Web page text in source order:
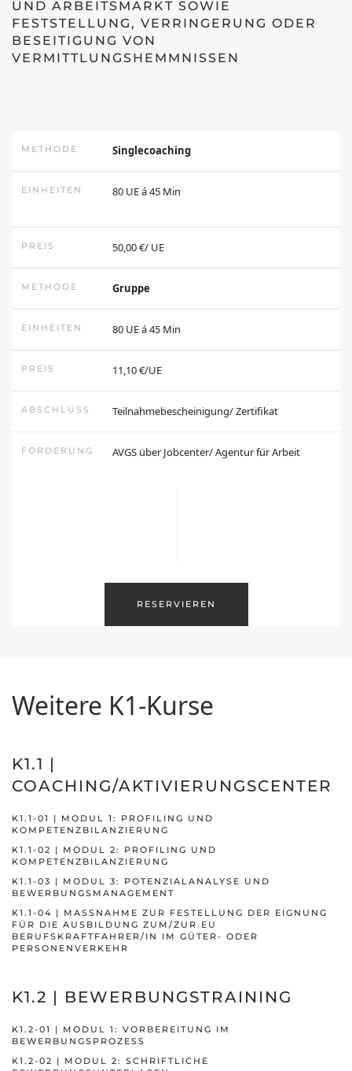
UND ARBEITSMARKT SOWIE
FESTSTELLUNG, VERRINGERUNG ODER
BESEITIGUNG VON
VERMITTLUNGSHEMMNISSEN
METHODE Singlecoaching
EINHEITEN 80 UE á 45 Min
PREIS 50,00 €/ UE
METHODE Gruppe
EINHEITEN 80 UE á 45 Min
PREIS 11,10 €/UE
ABSCHLUSS Teilnahmebescheinigung/ Zertifikat
FÖRDERUNG AVGS über Jobcenter/ Agentur für Arbeit
RESERVIEREN
Weitere K1-Kurse
K1.1 |
COACHING/AKTIVIERUNGSCENTER
K1.1-01 | MODUL 1: PROFILING UND
KOMPETENZBILANZIERUNG
K1.1-02 | MODUL 2: PROFILING UND
KOMPETENZBILANZIERUNG
K1.1-03 | MODUL 3: POTENZIALANALYSE UND
BEWERBUNGSMANAGEMENT
K1.1-04 | MASSNAHME ZUR FESTELLUNG DER EIGNUNG F
ÜR DIE AUSBILDUNG ZUM/ZUR EU B
ERUFSKRAFTFAHRER/IN IM GÜTER- ODER P
ERSONENVERKEHR
K1.2 | BEWERBUNGSTRAINING
K1.2-01 | MODUL 1: VORBEREITUNG IM
BEWERBUNGSPROZESS
K1.2-02 | MODUL 2: SCHRIFTLICHE
BERUFSBERATUNG
SPRACHEN
WEITERBILDUNGEN
UMSCHULUNGEN
Downloads
FAQ
Folge uns